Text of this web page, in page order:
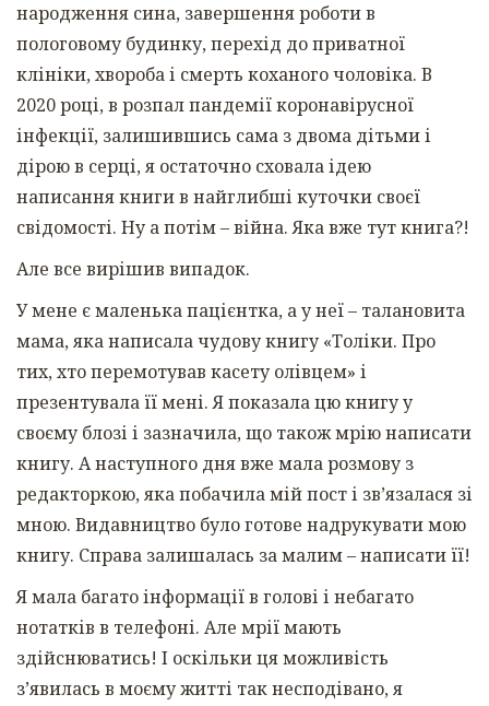
народження сина, завершення роботи в
пологовому будинку, перехід до приватної
клініки, хвороба і смерть коханого чоловіка. В
2020 році, в розпал пандемії коронавірусної
інфекції, залишившись сама з двома дітьми і
дірою в серці, я остаточно сховала ідею
написання книги в найглибші куточки своєї
свідомості. Ну а потім – війна. Яка вже тут книга?!
Але все вирішив випадок.
У мене є маленька пацієнтка, а у неї – талановита
мама, яка написала чудову книгу «Толіки. Про
тих, хто перемотував касету олівцем» і
презентувала її мені. Я показала цю книгу у
своєму блозі і зазначила, що також мрію написати
книгу. А наступного дня вже мала розмову з
редакторкою, яка побачила мій пост і зв’язалася зі
мною. Видавництво було готове надрукувати мою
книгу. Справа залишалась за малим – написати її!
Я мала багато інформації в голові і небагато
нотатків в телефоні. Але мрії мають
здійснюватись! І оскільки ця можливість
з’явилась в моєму житті так несподівано, я